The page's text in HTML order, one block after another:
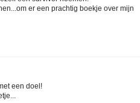
er een prachtig boekje over mijn
een doel!